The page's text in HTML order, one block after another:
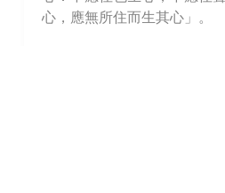
心，應無所住而生其心」。